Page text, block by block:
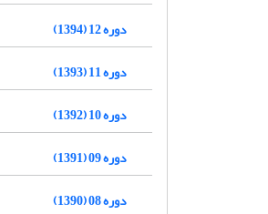
دوره 12 (1394)
دوره 11 (1393)
دوره 10 (1392)
دوره 09 (1391)
دوره 08 (1390)